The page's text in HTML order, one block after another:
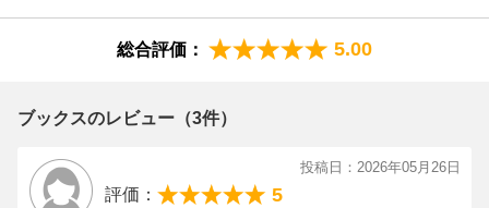
総合評価： 5.00
ブックスのレビュー（3件）
投稿日：2026年05月26日
評価： 5